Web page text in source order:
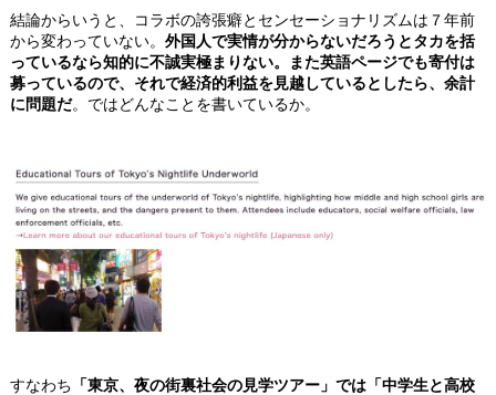
結論からいうと、コラボの誇張癖とセンセーショナリズムは７年前
から変わっていない。 外国人で実情が分からないだろうとタカを括
っているなら知的に不誠実極まりない。また英語ページでも寄付は
募っているので、それで経済的利益を見越しているとしたら、余計
に問題だ。ではどんなことを書いているか。
すなわち 「東京、夜の街裏社会の見学ツアー」では「中学生と高校